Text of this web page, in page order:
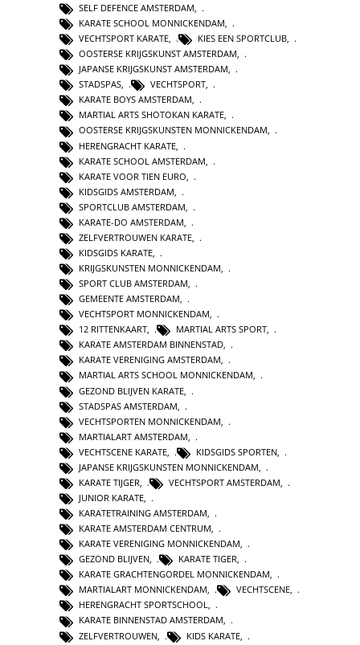
SELF DEFENCE AMSTERDAM
KARATE SCHOOL MONNICKENDAM,
VECHTSPORT KARATE, KIES EEN SPORTCLUB,
OOSTERSE KRIJGSKUNST AMSTERDAM,
JAPANSE KRIJGSKUNST AMSTERDAM,
STADSPAS, VECHTSPORT,
KARATE BOYS AMSTERDAM,
MARTIAL ARTS SHOTOKAN KARATE,
OOSTERSE KRIJGSKUNSTEN MONNICKENDAM,
HERENGRACHT KARATE
KARATE SCHOOL AMSTERDAM
KARATE VOOR TIEN EURO
KIDSGIDS AMSTERDAM
SPORTCLUB AMSTERDAM
KARATE-DO AMSTERDAM
ZELFVERTROUWEN KARATE
KIDSGIDS KARATE
KRIJGSKUNSTEN MONNICKENDAM,
SPORT CLUB AMSTERDAM,
GEMEENTE AMSTERDAM,
VECHTSPORT MONNICKENDAM,
12 RITTENKAART, MARTIAL ARTS SPORT,
KARATE AMSTERDAM BINNENSTAD,
KARATE VERENIGING AMSTERDAM,
MARTIAL ARTS SCHOOL MONNICKENDAM,
GEZOND BLIJVEN KARATE
STADSPAS AMSTERDAM
VECHTSPORTEN MONNICKENDAM
MARTIALART AMSTERDAM
VECHTSCENE KARATE
KIDSGIDS SPORTEN
JAPANSE KRIJGSKUNSTEN MONNICKENDAM
KARATE TIJGER
VECHTSPORT AMSTERDAM
JUNIOR KARATE
KARATETRAINING AMSTERDAM,
KARATE AMSTERDAM CENTRUM,
KARATE VERENIGING MONNICKENDAM,
GEZOND BLIJVEN, KARATE TIGER,
KARATE GRACHTENGORDEL MONNICKENDAM,
MARTIALART MONNICKENDAM, VECHTSCENE,
HERENGRACHT SPORTSCHOOL,
KARATE BINNENSTAD AMSTERDAM,
ZELFVERTROUWEN
KIDS KARATE